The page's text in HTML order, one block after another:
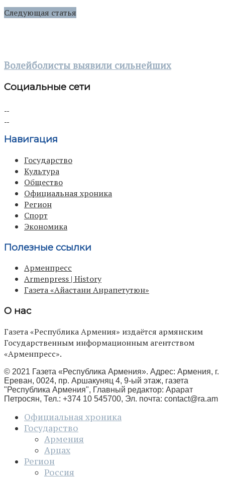
Следующая статья
Волейболисты выявили сильнейших
Социальные сети
Навигация
Государство
Культура
Общество
Официальная хроника
Регион
Спорт
Экономика
Полезные ссылки
Арменпресс
Armenpress | History
Газета «Айастани Анрапетутюн»
О нас
Газета «Республика Армения» издаётся армянским
Государственным информационным агентством
«Арменпресс».
© 2021 Газета «Республика Армения». Адрес: Армения, г.
Ереван, 0024, пр. Аршакуняц 4, 9-ый этаж, газета
"Республика Армения", Главный редактор: Арарат
Петросян, Тел.: +374 10 545700, Эл. почта: contact@ra.am
Официальная хроника
Государство
Армения
Арцах
Регион
Россия